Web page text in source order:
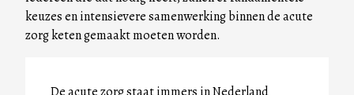
keuzes en intensievere samenwerking binnen de acute
zorg keten gemaakt moeten worden.